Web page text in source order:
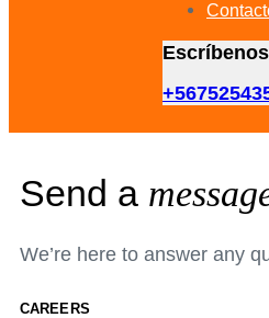
Escríbenos
Send a
We’re here to answer any
CAREERS